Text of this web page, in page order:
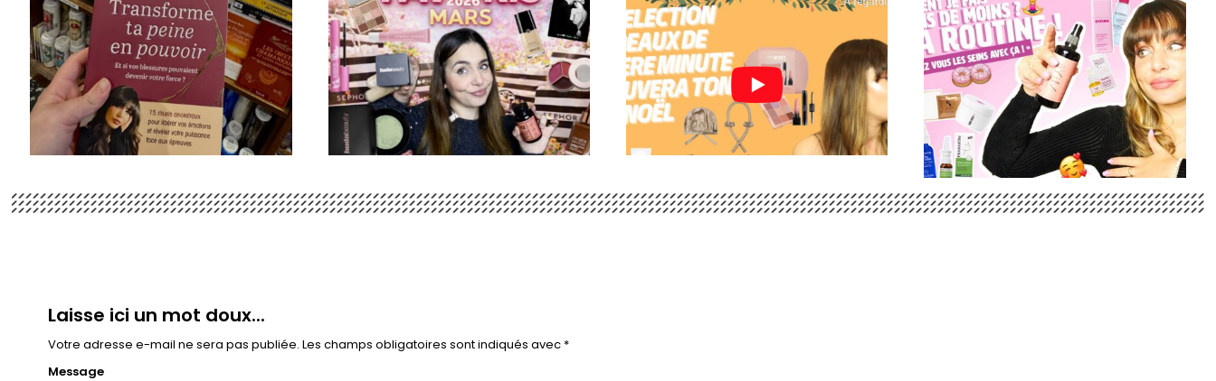
Laisse ici un mot doux...
Votre adresse e-mail ne sera pas publiée. Les champs obligatoires sont indiqués avec *
Message